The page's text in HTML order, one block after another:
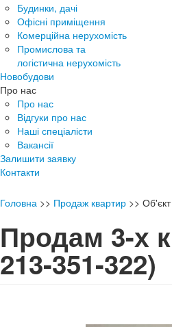
Будинки, дачі
Офісні приміщення
Комерційна нерухомість
Промислова та
логістична нерухомість
Новобудови
Про нас
Про нас
Відгуки про нас
Наші спеціалісти
Вакансії
Залишити заявку
Контакти
Головна >> Продаж квартир >>
Продам 3-х
213-351-322)